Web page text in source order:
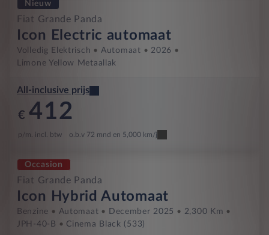
Nieuw
Fiat Grande Panda
Icon Electric automaat
Volledig Elektrisch Automaat
2026
Limone Yellow Metaallak
All-inclusive prijs
€ 412
p/m. incl. btw o.b.v 72 mnd en 5,000 km/j
Occasion
Fiat Grande Panda
Icon Hybrid Automaat
Benzine Automaat December 2025
2,300 Km
JPH-40-B
Cinema Black (533)